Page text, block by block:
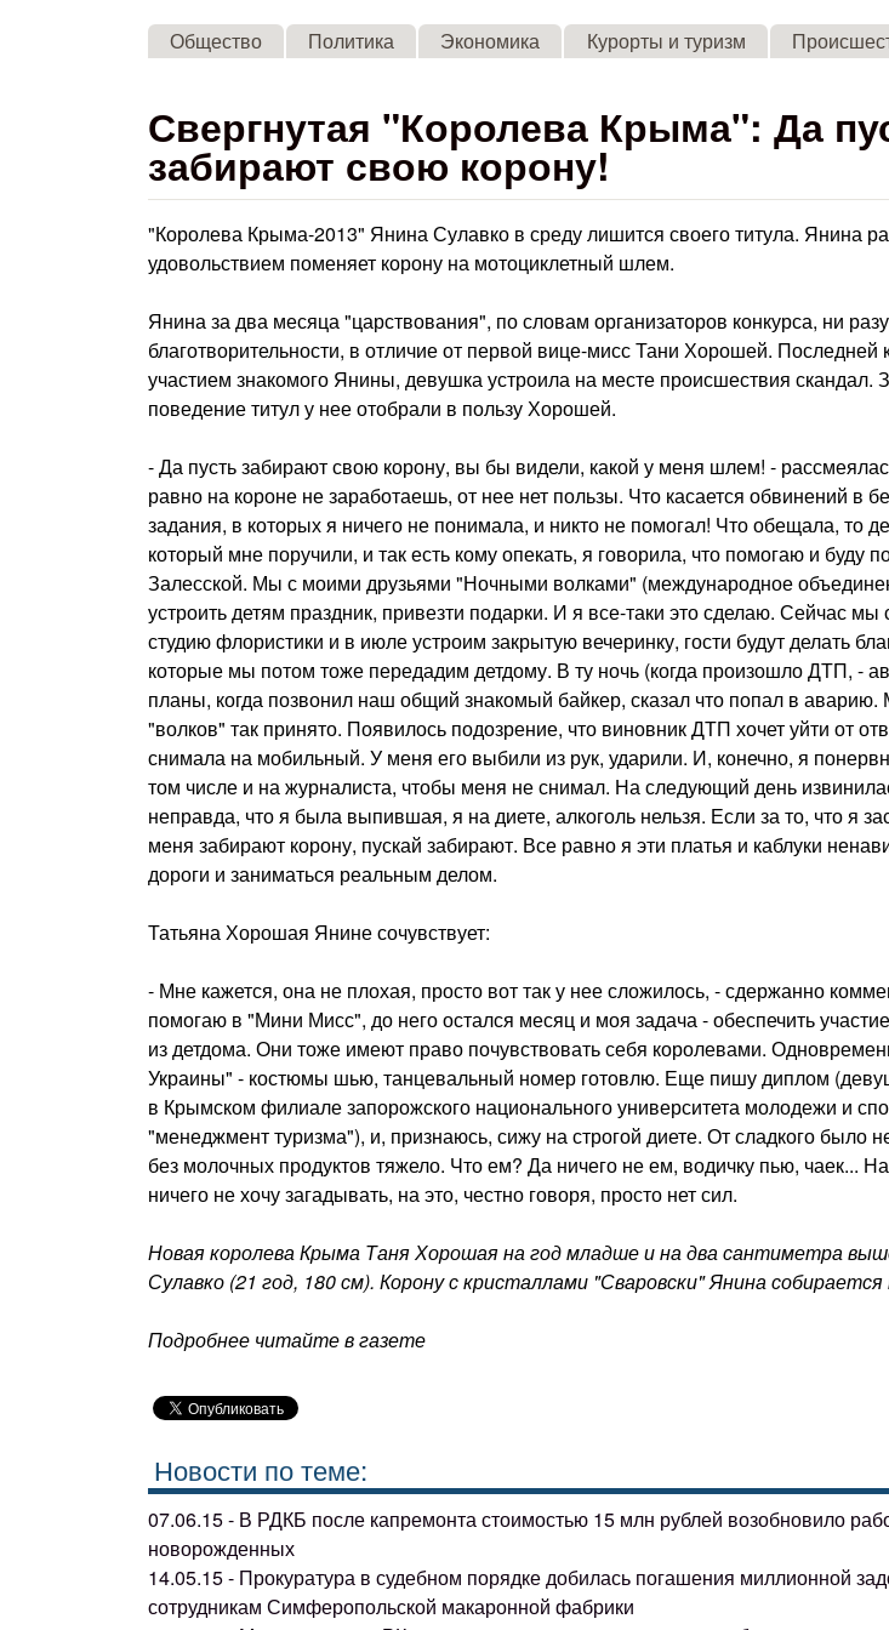
Skip to main content
Общество Политика Экономика Курорты и туризм
Свергнутая "Королева Крыма": Да
забирают свою корону!
"Королева Крыма-2013" Янина Сулавко в среду лишится своего титула. Янина
удовольствием поменяет корону на мотоциклетный шлем.
Янина за два месяца "царствования", по словам организаторов конкурса, ни
благотворительности, в отличие от первой вице-мисс Тани Хорошей.
участием знакомого Янины, девушка устроила на месте происшествия
поведение титул у нее отобрали в пользу Хорошей.
- Да пусть забирают свою корону, вы бы видели, какой у меня шлем! -
равно на короне не заработаешь, от нее нет пользы. Что касается обвинений в
задания, в которых я ничего не понимала, и никто не помогал! Что обещала, то
который мне поручили, и так есть кому опекать, я говорила, что помогаю и буду
Залесской. Мы с моими друзьями "Ночными волками" (международное
устроить детям праздник, привезти подарки. И я все-таки это сделаю. Сейчас
студию флористики и в июле устроим закрытую вечеринку, гости будут делать
которые мы потом тоже передадим детдому. В ту ночь (когда произошло ДТП, -
планы, когда позвонил наш общий знакомый байкер, сказал что попал в
"волков" так принято. Появилось подозрение, что виновник ДТП хочет уйти от
снимала на мобильный. У меня его выбили из рук, ударили. И, конечно, я
том числе и на журналиста, чтобы меня не снимал. На следующий день
неправда, что я была выпившая, я на диете, алкоголь нельзя. Если за то, что я
меня забирают корону, пускай забирают. Все равно я эти платья и каблуки
дороги и заниматься реальным делом.
Татьяна Хорошая Янине сочувствует:
- Мне кажется, она не плохая, просто вот так у нее сложилось, - сдержанно
помогаю в "Мини Мисс", до него остался месяц и моя задача - обеспечить
из детдома. Они тоже имеют право почувствовать себя королевами.
Украины" - костюмы шью, танцевальный номер готовлю. Еще пишу диплом
в Крымском филиале запорожского национального университета молодежи и
"менеджмент туризма"), и, признаюсь, сижу на строгой диете. От сладкого было
без молочных продуктов тяжело. Что ем? Да ничего не ем, водичку пью, чаек...
ничего не хочу загадывать, на это, честно говоря, просто нет сил.
Новая королева Крыма Таня Хорошая на год младше и на два сантиметра
Сулавко (21 год, 180 см). Корону с кристаллами "Сваровски" Янина
Подробнее читайте в газете
Новости по теме:
07.06.15 - В РДКБ после капремонта стоимостью 15 млн рублей возобновило
новорожденных
14.05.15 - Прокуратура в судебном порядке добилась погашения миллионной
сотрудникам Симферопольской макаронной фабрики